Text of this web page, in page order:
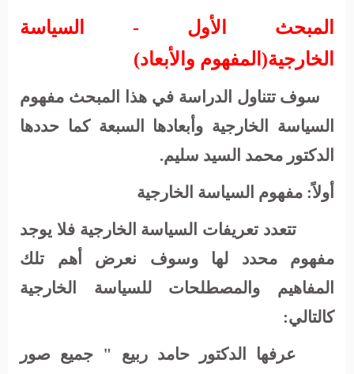
المبحث الأول -
السياسة
الخارجية(المفهوم والأبعاد)
سوف تتناول الدراسة في هذا المبحث مفهوم
السياسة الخارجية وأبعادها السبعة كما حددها
الدكتور محمد السيد سليم.
أولاً: مفهوم السياسة الخارجية
تتعدد تعريفات السياسة الخارجية فلا يوجد
مفهوم محدد لها وسوف نعرض أهم تلك
المفاهيم والمصطلحات للسياسة الخارجية
كالتالي:
عرفها الدكتور حامد ربيع " جميع صور